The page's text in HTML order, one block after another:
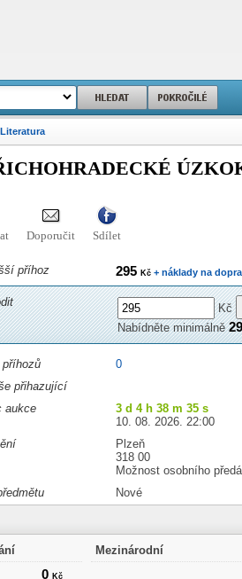
Literatura
Doporučit Sdílet
příhoz 295Kč + náklady na
Kč
Nabídněte minimálně
0
přihazující
aukce
3 d 4 h 38 m 34 s
10. 08. 2026. 22:00
Plzeň
318 00
Možnost osobního
Nové
0Kč
Mezinárodní